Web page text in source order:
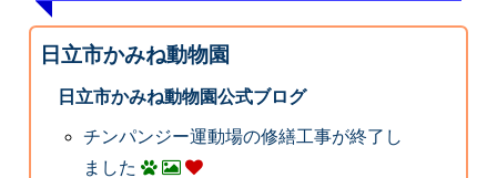
日立市かみね動物園
日立市かみね動物園公式ブログ
チンパンジー運動場の修繕工事が終了し
ました